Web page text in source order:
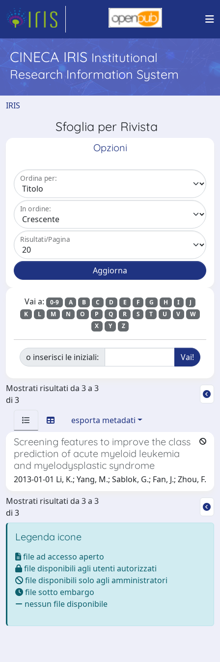
CINECA IRIS Institutional
Research Information System
IRIS
Sfoglia per Rivista
Opzioni
Ordina per:
In ordine:
Risultati/Pagina
Vai a: 0-9 A B C D E F G H I
J
K
L M N O P Q R S T U V
W
X
Y Z
o inserisci le iniziali:
Mostrati risultati da 3 a 3
di 3
esporta metadati
Screening features to improve the class
prediction of acute myeloid leukemia
and myelodysplastic syndrome
2013-01-01 Li, K.; Yang, M.; Sablok, G.; Fan, J.; Zhou, F.
Mostrati risultati da 3 a 3
di 3
Legenda icone
file ad accesso aperto
file disponibili agli utenti autorizzati
file disponibili solo agli amministratori
file sotto embargo
nessun file disponibile